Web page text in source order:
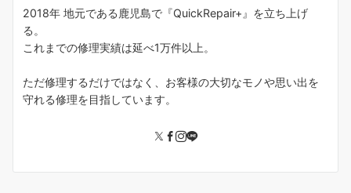
2018年 地元である鹿児島で『QuickRepair+』を立ち上げ
る。
これまでの修理実績は延べ1万件以上。
ただ修理するだけではなく、お客様の大切なモノや思い出を
守れる修理を目指しています。